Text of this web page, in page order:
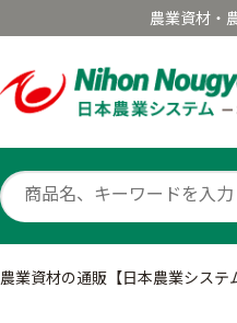
農業資材・
農業資材の通販【日本農業システ